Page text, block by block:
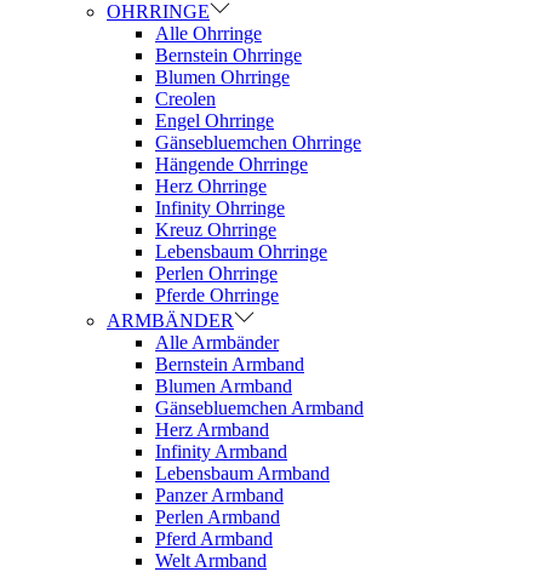
OHRRINGE
Alle Ohrringe
Bernstein Ohrringe
Blumen Ohrringe
Creolen
Engel Ohrringe
Gänsebluemchen Ohrringe
Hängende Ohrringe
Herz Ohrringe
Infinity Ohrringe
Kreuz Ohrringe
Lebensbaum Ohrringe
Perlen Ohrringe
Pferde Ohrringe
ARMBÄNDER
Alle Armbänder
Bernstein Armband
Blumen Armband
Gänsebluemchen Armband
Herz Armband
Infinity Armband
Lebensbaum Armband
Panzer Armband
Perlen Armband
Pferd Armband
Welt Armband